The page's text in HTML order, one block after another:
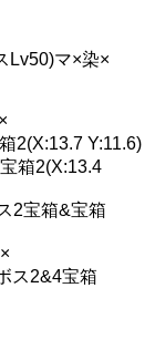
Lv50)マ×染×
2(X:13.7 Y:11.6)
箱2(X:13.4
2宝箱&宝箱
ス2&4宝箱